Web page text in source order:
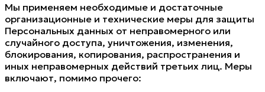
Мы применяем необходимые и достаточные
организационные и технические меры для защиты
Персональных данных от неправомерного или
случайного доступа, уничтожения, изменения,
блокирования, копирования, распространения и
иных неправомерных действий третьих лиц. Меры
включают, помимо прочего: